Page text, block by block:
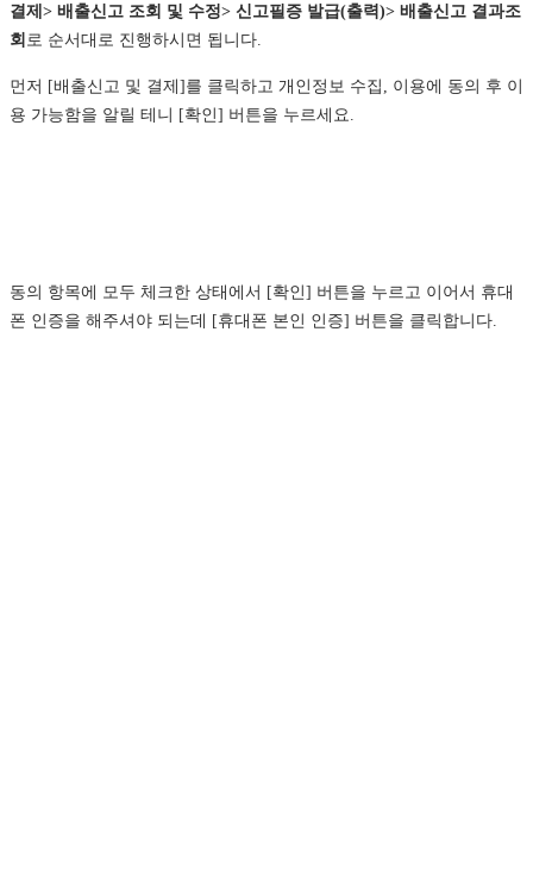
결제> 배출신고 조회 및 수정> 신고필증 발급(출력)> 배출신고 결과조
회 로 순서대로 진행하시면 됩니다.
먼저 [배출신고 및 결제]를 클릭하고 개인정보 수집, 이용에 동의 후 이
용 가능함을 알릴 테니 [확인] 버튼을 누르세요.
동의 항목에 모두 체크한 상태에서 [확인] 버튼을 누르고 이어서 휴대
폰 인증을 해주셔야 되는데 [휴대폰 본인 인증] 버튼을 클릭합니다.